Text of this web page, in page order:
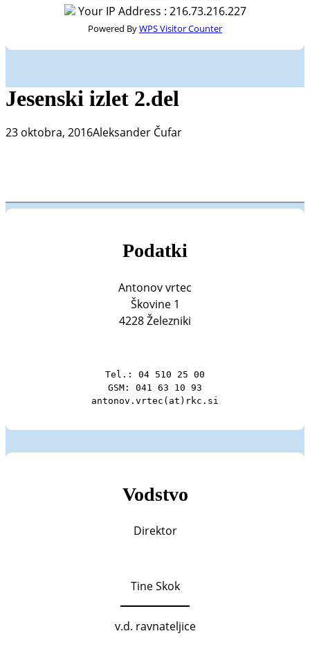
Your IP Address : 216.73.216.227
Powered ByWPS Visitor Counter
Jesenski izlet 2.del
23 oktobra, 2016Aleksander Čufar
Podatki
Antonov vrtec
Škovine 1
4228 Železniki
Tel.: 04 510 25 00
GSM: 041 63 10 93
antonov.vrtec(at)rkc.si
Vodstvo
Direktor
Tine Skok
v.d. ravnateljice